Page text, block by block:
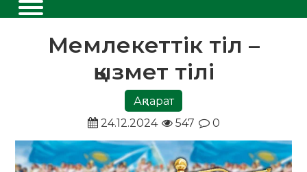
Мемлекеттік тіл –
қызмет тілі
Ақпарат
24.12.2024
547 0